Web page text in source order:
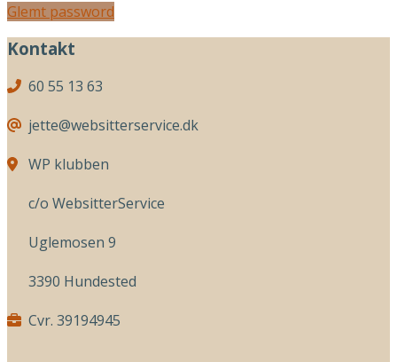
Glemt password
Kontakt
60 55 13 63
jette@websitterservice.dk
WP klubben
c/o WebsitterService
Uglemosen 9
3390 Hundested
Cvr. 39194945